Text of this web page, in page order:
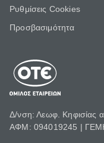
Ρυθμίσεις Cookies
Προσβασιμότητα
Δ/νση: Λεωφ. Κηφισίας
ΑΦΜ: 094019245 |